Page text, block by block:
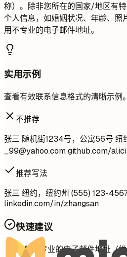
称）。除非您所在的国家/地区有
个人信息，如婚姻状况、年龄、照
用不专业的电子邮件地址。
实用示例
查看有效联系信息格式的清晰示例。
不推荐
张三 随机街1234号，公寓56号 纽
_99@yahoo.comgithub.com/
推荐写法
张三 纽约，纽约州 (555) 123-
linkedin.com/in/zhangsan
快速建议
使用专业的电子邮件地址（